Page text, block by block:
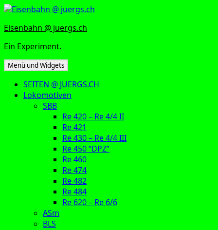
Zum
springen
Eisenbahn @ juergs.ch
Ein Experiment.
Menü und Widgets
SEITEN @ JUERGS.CH
Lokomotiven
SBB
Re 420 – Re 4/4 II
Re 421
Re 430 – Re 4/4 III
Re 450 “DPZ”
Re 460
Re 474
Re 482
Re 484
Re 620 – Re 6/6
ASm
BLS